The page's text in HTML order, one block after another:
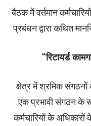
बैठक में वर्तमान
प्रबंधन द्वारा कथित
“रिटायर्ड
क्षेत्र में श्रमिक संगठनों
एक प्रभावी संगठन के
कर्मचारियों के